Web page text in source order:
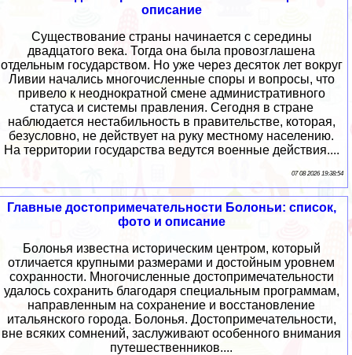
описание
Существование страны начинается с середины
двадцатого века. Тогда она была провозглашена
отдельным государством. Но уже через десяток лет вокруг
Ливии начались многочисленные споры и вопросы, что
привело к неоднократной смене административного
статуса и системы правления. Сегодня в стране
наблюдается нестабильность в правительстве, которая,
безусловно, не действует на руку местному населению.
На территории государства ведутся военные действия....
07 08 2026 19:38:54
Главные достопримечательности Болоньи: список,
фото и описание
Болонья известна историческим центром, который
отличается крупными размерами и достойным уровнем
сохранности. Многочисленные достопримечательности
удалось сохранить благодаря специальным программам,
направленным на сохранение и восстановление
итальянского города. Болонья. Достопримечательности,
вне всяких сомнений, заслуживают особенного внимания
путешественников....